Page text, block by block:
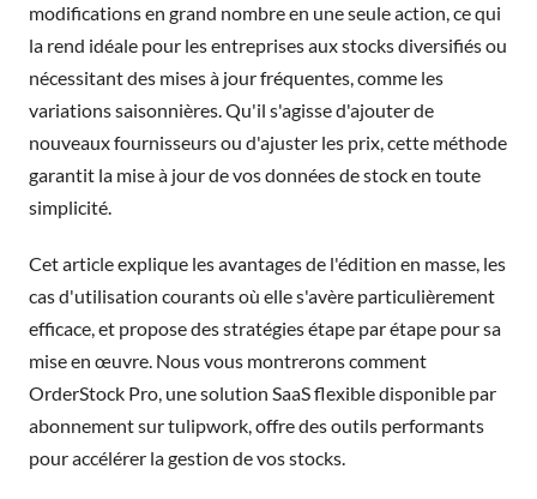
modifications en grand nombre en une seule action, ce qui
la rend idéale pour les entreprises aux stocks diversifiés ou
nécessitant des mises à jour fréquentes, comme les
variations saisonnières. Qu'il s'agisse d'ajouter de
nouveaux fournisseurs ou d'ajuster les prix, cette méthode
garantit la mise à jour de vos données de stock en toute
simplicité.
Cet article explique les avantages de l'édition en masse, les
cas d'utilisation courants où elle s'avère particulièrement
efficace, et propose des stratégies étape par étape pour sa
mise en œuvre. Nous vous montrerons comment
OrderStock Pro, une solution SaaS flexible disponible par
abonnement sur tulipwork, offre des outils performants
pour accélérer la gestion de vos stocks.